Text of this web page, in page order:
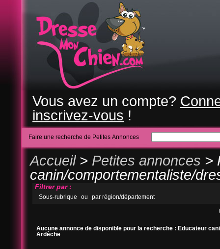
Vous avez un compte?
inscrivez-vous !
Faire une recherche de Petites Annonces
Accueil> Petites annonces >
canin/comportementaliste/
Filtrer par :
Sous-rubrique ou par région/département
Aucune annonce de disponible pour la recherche : Educateur
Ardèche